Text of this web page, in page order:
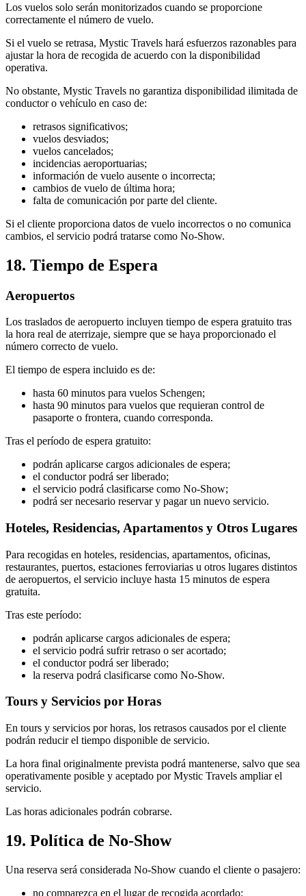
Los vuelos solo serán monitorizados cuando se proporcione
correctamente el número de vuelo.
Si el vuelo se retrasa, Mystic Travels hará esfuerzos razonables para
ajustar la hora de recogida de acuerdo con la disponibilidad
operativa.
No obstante, Mystic Travels no garantiza disponibilidad ilimitada de
conductor o vehículo en caso de:
retrasos significativos;
vuelos desviados;
vuelos cancelados;
incidencias aeroportuarias;
información de vuelo ausente o incorrecta;
cambios de vuelo de última hora;
falta de comunicación por parte del cliente.
Si el cliente proporciona datos de vuelo incorrectos o no comunica
cambios, el servicio podrá tratarse como No-Show.
18. Tiempo de Espera
Aeropuertos
Los traslados de aeropuerto incluyen tiempo de espera gratuito tras
la hora real de aterrizaje, siempre que se haya proporcionado el
número correcto de vuelo.
El tiempo de espera incluido es de:
hasta 60 minutos para vuelos Schengen;
hasta 90 minutos para vuelos que requieran control de
pasaporte o frontera, cuando corresponda.
Tras el período de espera gratuito:
podrán aplicarse cargos adicionales de espera;
el conductor podrá ser liberado;
el servicio podrá clasificarse como No-Show;
podrá ser necesario reservar y pagar un nuevo servicio.
Hoteles, Residencias, Apartamentos y Otros Lugares
Para recogidas en hoteles, residencias, apartamentos, oficinas,
restaurantes, puertos, estaciones ferroviarias u otros lugares distintos
de aeropuertos, el servicio incluye hasta 15 minutos de espera
gratuita.
Tras este período:
podrán aplicarse cargos adicionales de espera;
el servicio podrá sufrir retraso o ser acortado;
el conductor podrá ser liberado;
la reserva podrá clasificarse como No-Show.
Tours y Servicios por Horas
En tours y servicios por horas, los retrasos causados por el cliente
podrán reducir el tiempo disponible de servicio.
La hora final originalmente prevista podrá mantenerse, salvo que sea
operativamente posible y aceptado por Mystic Travels ampliar el
servicio.
Las horas adicionales podrán cobrarse.
19. Política de No-Show
Una reserva será considerada No-Show cuando el cliente o pasajero:
no comparezca en el lugar de recogida acordado;